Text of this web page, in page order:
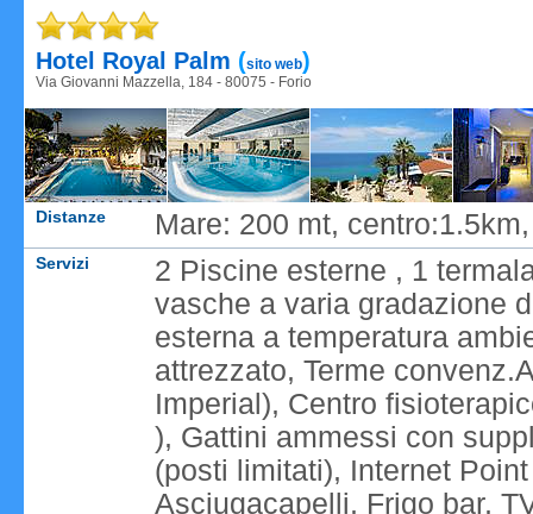
Hotel Royal Palm (sito web)
Via Giovanni Mazzella, 184 - 80075 - Forio
Distanze Mare: 200 mt,
Servizi
2 Piscine esterne , 1
vasche a varia gradazione
esterna a temperatura
attrezzato, Terme
Imperial), Centro
), Gattini ammessi con
(posti limitati), Internet
Asciugacapelli, Frigo bar,